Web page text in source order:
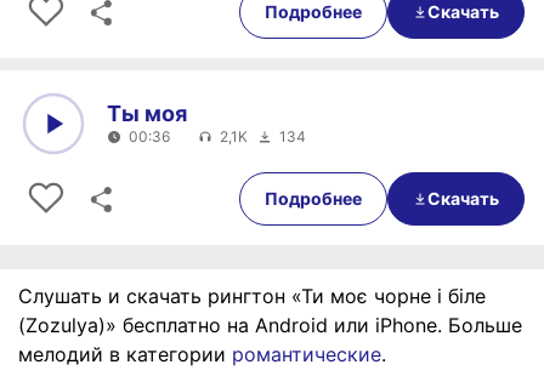
Подробнее Скачать
00:36
Ты моя
00:36 2,1K 134
Подробнее Скачать
Слушать и скачать рингтон «Ти моє чорне і біле
(Zozulya)» бесплатно на Android или iPhone. Больше
мелодий в категории романтические.